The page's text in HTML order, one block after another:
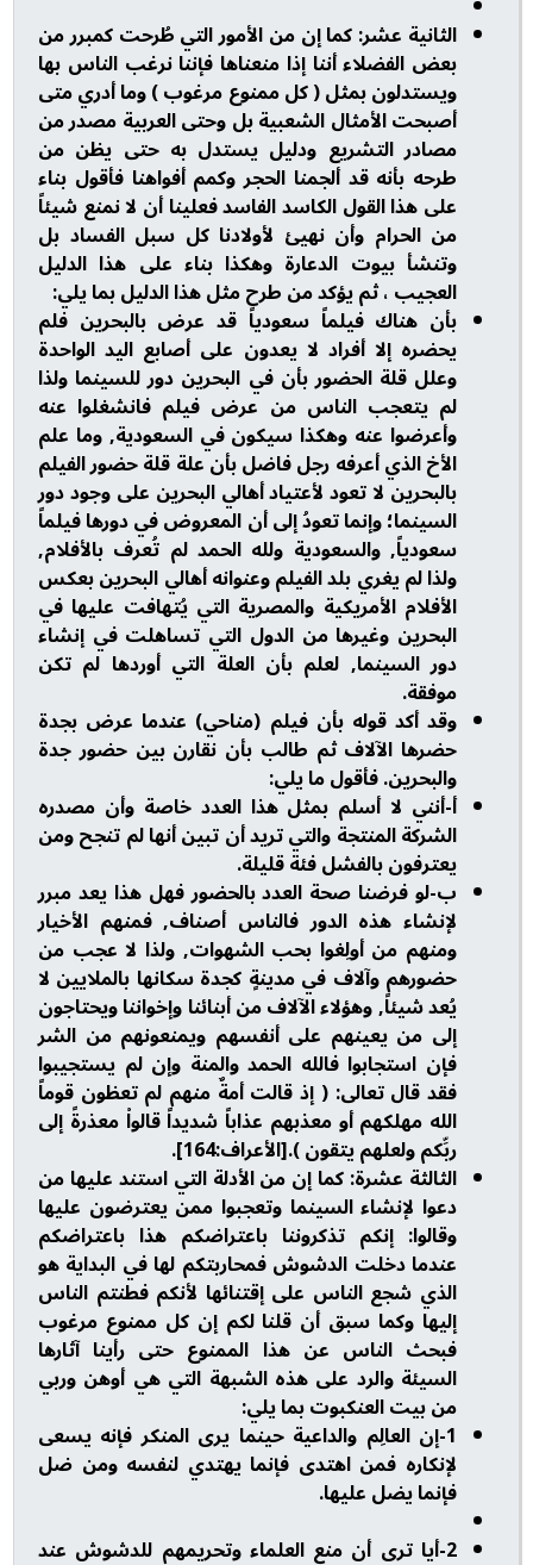
الثانية عشر: كما إن من الأمور التي طُرحت كمبرر من
بعض الفضلاء أننا إذا منعناها فإننا نرغب الناس بها
ويستدلون بمثل ( كل ممنوع مرغوب ) وما أدري متى
أصبحت الأمثال الشعبية بل وحتى العربية مصدر من
مصادر التشريع ودليل يستدل به حتى يظن من
طرحه بأنه قد ألجمنا الحجر وكمم أفواهنا فأقول بناء
على هذا القول الكاسد الفاسد فعلينا أن لا نمنع شيئاً
من الحرام وأن نهيئ لأولادنا كل سبل الفساد بل
وتنشأ بيوت الدعارة وهكذا بناء على هذا الدليل
العجيب ، ثم يؤكد من طرح مثل هذا الدليل بما يلي:
بأن هناك فيلماً سعودياً قد عرض بالبحرين فلم
يحضره إلا أفراد لا يعدون على أصابع اليد الواحدة
وعلل قلة الحضور بأن في البحرين دور للسينما ولذا
لم يتعجب الناس من عرض فيلم فانشغلوا عنه
وأعرضوا عنه وهكذا سيكون في السعودية, وما علم
الأخ الذي أعرفه رجل فاضل بأن علة قلة حضور الفيلم
بالبحرين لا تعود لأعتياد أهالي البحرين على وجود دور
السينما؛ وإنما تعودُ إلى أن المعروض في دورها فيلماً
سعودياً, والسعودية ولله الحمد لم تُعرف بالأفلام,
ولذا لم يغري بلد الفيلم وعنوانه أهالي البحرين بعكس
الأفلام الأمريكية والمصرية التي يُتهافت عليها في
البحرين وغيرها من الدول التي تساهلت في إنشاء
دور السينما, لعلم بأن العلة التي أوردها لم تكن
موفقة.
وقد أكد قوله بأن فيلم (مناحي) عندما عرض بجدة
حضرها الآلاف ثم طالب بأن نقارن بين حضور جدة
والبحرين. فأقول ما يلي:
أ-أنني لا أسلم بمثل هذا العدد خاصة وأن مصدره
الشركة المنتجة والتي تريد أن تبين أنها لم تنجح ومن
يعترفون بالفشل فئة قليلة.
ب-لو فرضنا صحة العدد بالحضور فهل هذا يعد مبرر
لإنشاء هذه الدور فالناس أصناف, فمنهم الأخيار
ومنهم من أولِغوا بحب الشهوات, ولذا لا عجب من
حضورهم وآلاف في مدينةٍ كجدة سكانها بالملايين لا
يُعد شيئاً, وهؤلاء الآلاف من أبنائنا وإخواننا ويحتاجون
إلى من يعينهم على أنفسهم ويمنعونهم من الشر
فإن استجابوا فالله الحمد والمنة وإن لم يستجيبوا
فقد قال تعالى: ( إذ قالت أمةٌ منهم لم تعظون قوماً
الله مهلكهم أو معذبهم عذاباً شديداً قالواْ معذرةً إلى
ربِّكم ولعلهم يتقون ).[الأعراف:164].
الثالثة عشرة: كما إن من الأدلة التي استند عليها من
دعوا لإنشاء السينما وتعجبوا ممن يعترضون عليها
وقالوا: إنكم تذكروننا باعتراضكم هذا باعتراضكم
عندما دخلت الدشوش فمحاربتكم لها في البداية هو
الذي شجع الناس على إقتنائها لأنكم فطنتم الناس
إليها وكما سبق أن قلنا لكم إن كل ممنوع مرغوب
فبحث الناس عن هذا الممنوع حتى رأينا آثارها
السيئة والرد على هذه الشبهة التي هي أوهن وربي
من بيت العنكبوت بما يلي:
1-إن العالِم والداعية حينما يرى المنكر فإنه يسعى
لإنكاره فمن اهتدى فإنما يهتدي لنفسه ومن ضل
فإنما يضل عليها.
2-أيا ترى أن منع العلماء وتحريمهم للدشوش عند